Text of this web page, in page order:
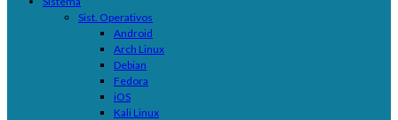
Sist. Operativos
Android
Arch Linux
Debian
Fedora
iOS
Kali Linux